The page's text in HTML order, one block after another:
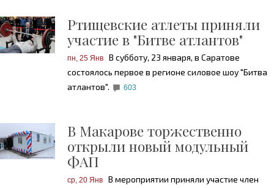
Ртищевские атлеты приняли
участие в "Битве атлантов"
пн, 25 Янв
В субботу, 23 января, в Саратове
состоялось первое в регионе силовое шоу "Битва
атлантов".
603
В Макарове торжественно
открыли новый модульный
ФАП
ср, 20 Янв
В мероприятии приняли участие член